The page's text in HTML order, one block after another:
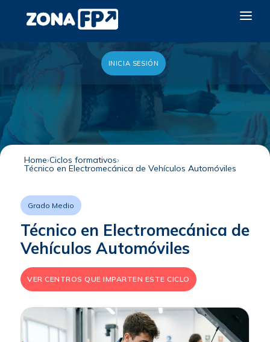
NOTICIAS
QUIERO EXPONER
INICIA SESIÓN
Home Ciclos formativos
Técnico en Electromecánica de Vehículos Automóviles
Grado Medio
Técnico en Electromecánica de
Vehículos Automóviles
VER CENTROS QUE IMPARTEN ESTE CICLO